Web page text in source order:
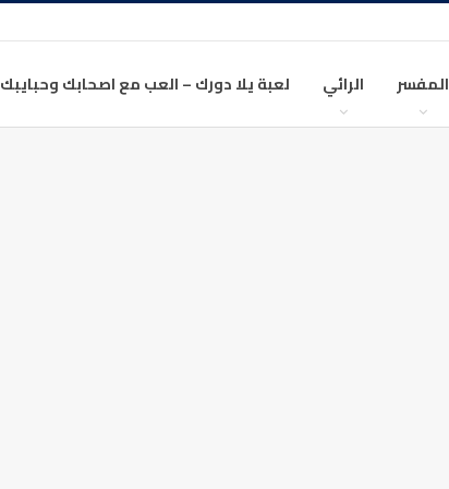
المفسر الرائي لعبة يلا دورك – العب مع اصحابك وحبايبك